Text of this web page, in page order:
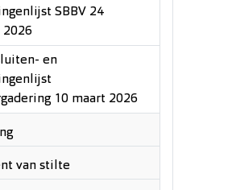
SBBV 24
en
10 maart 2026
van stilte